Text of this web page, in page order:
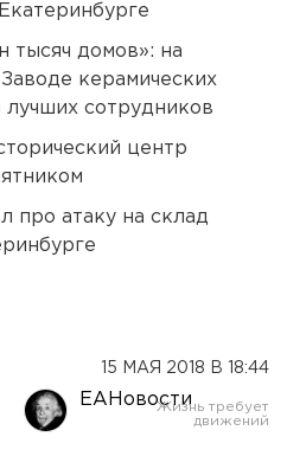
тысяч домов»: на
керамических
лучших сотрудников
центр
про атаку на склад
15 МАЯ 2018 В 18:44
ЕАНовости